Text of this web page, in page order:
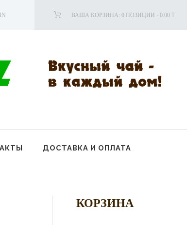
ВАША КОРЗИНА: 0 ПОЗИЦИИ - 0.00 ₸
ДОСТАВКА И ОПЛАТА
КОРЗИНА